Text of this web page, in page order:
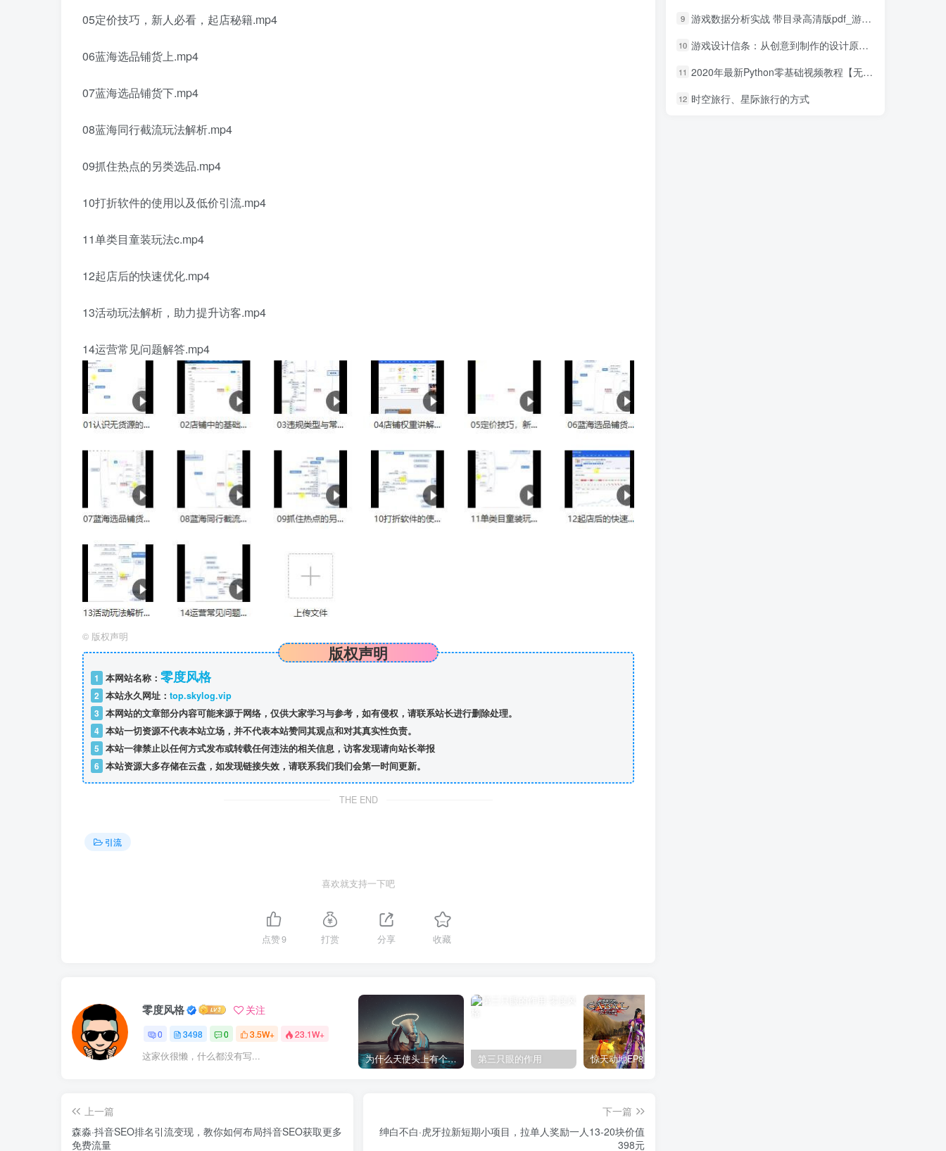
05定价技巧，新人必看，起店秘籍.mp4
06蓝海选品铺货上.mp4
07蓝海选品铺货下.mp4
08蓝海同行截流玩法解析.mp4
09抓住热点的另类选品.mp4
10打折软件的使用以及低价引流.mp4
11单类目童装玩法c.mp4
12起店后的快速优化.mp4
13活动玩法解析，助力提升访客.mp4
14运营常见问题解答.mp4
© 版权声明
版权声明
1 本网站名称： 零度风格
2 本站永久网址： top.skylog.vip
3 本网站的文章部分内容可能来源于网络，仅供大家学习与参考，如有侵权，请联系站长进行删除处理。
4 本站一切资源不代表本站立场，并不代表本站赞同其观点和对其真实性负责。
5 本站一律禁止以任何方式发布或转载任何违法的相关信息，访客发现请向站长举报
6 本站资源大多存储在云盘，如发现链接失效，请联系我们我们会第一时间更新。
THE END
引流
喜欢就支持一下吧
点赞9 打赏 分享 收藏
零度风格 关注
0 3498 0 3.5W+ 23.1W+
这家伙很懒，什么都没有写... 为什么天使头上有个圈？ 第三只眼的作用
上一篇
森淼·抖音SEO排名引流变现，教你如何布局抖音SEO获取更多
免费流量
下一篇
绅白不白·虎牙拉新短期小项目，拉单人奖励一人13-20块价值
398元
9 游戏数据分析实战 带目录高清版pdf_游戏开发教程
10 游戏设计信条：从创意到制作的设计原则【试读】_游戏开发教程
11 2020年最新Python零基础视频教程【无加密】
12 时空旅行、星际旅行的方式